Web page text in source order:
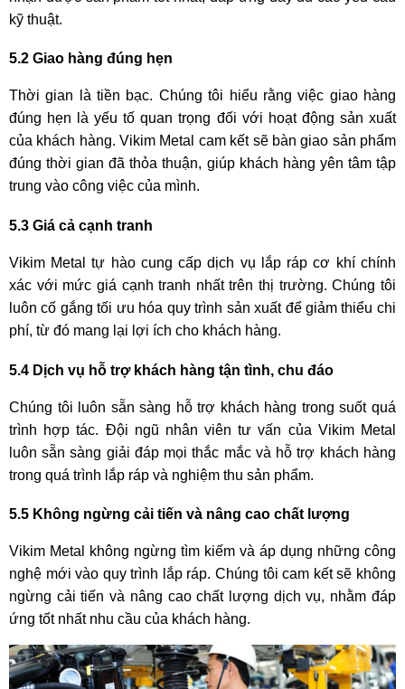
kỹ thuật.
5.2 Giao hàng đúng hẹn
Thời gian là tiền bạc. Chúng tôi hiểu rằng việc giao hàng
đúng hẹn là yếu tố quan trọng đối với hoạt động sản xuất
của khách hàng. Vikim Metal cam kết sẽ bàn giao sản phẩm
đúng thời gian đã thỏa thuận, giúp khách hàng yên tâm tập
trung vào công việc của mình.
5.3 Giá cả cạnh tranh
Vikim Metal tự hào cung cấp dịch vụ lắp ráp cơ khí chính
xác với mức giá cạnh tranh nhất trên thị trường. Chúng tôi
luôn cố gắng tối ưu hóa quy trình sản xuất để giảm thiểu chi
phí, từ đó mang lại lợi ích cho khách hàng.
5.4 Dịch vụ hỗ trợ khách hàng tận tình, chu đáo
Chúng tôi luôn sẵn sàng hỗ trợ khách hàng trong suốt quá
trình hợp tác. Đội ngũ nhân viên tư vấn của Vikim Metal
luôn sẵn sàng giải đáp mọi thắc mắc và hỗ trợ khách hàng
trong quá trình lắp ráp và nghiệm thu sản phẩm.
5.5 Không ngừng cải tiến và nâng cao chất lượng
Vikim Metal không ngừng tìm kiếm và áp dụng những công
nghệ mới vào quy trình lắp ráp. Chúng tôi cam kết sẽ không
ngừng cải tiến và nâng cao chất lượng dịch vụ, nhằm đáp
ứng tốt nhất nhu cầu của khách hàng.